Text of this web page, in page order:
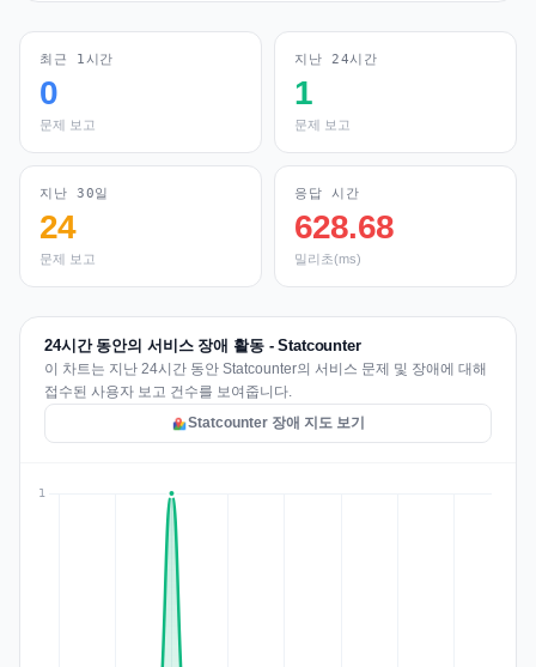
최근 1시간
0
문제 보고
지난 24시간
1
문제 보고
지난 30일
24
문제 보고
응답 시간
628.68
밀리초(ms)
24시간 동안의 서비스 장애 활동 - Statcounter
이 차트는 지난 24시간 동안 Statcounter의 서비스 문제 및 장애에 대해
접수된 사용자 보고 건수를 보여줍니다.
Statcounter 장애 지도 보기